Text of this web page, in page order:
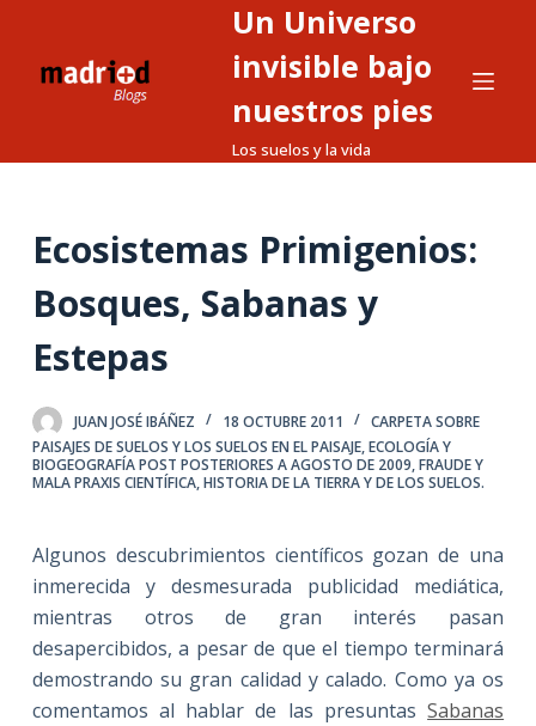
n
d
Un Universo
invisible bajo
nuestros pies
Los suelos y la vida
Ecosistemas Primigenios:
Bosques, Sabanas y
Estepas
JUAN JOSÉ IBÁÑEZ 18 OCTUBRE 2011
CARPETA SOBRE
PAISAJES DE SUELOS Y LOS SUELOS EN EL PAISAJE,ECOLOGÍA Y
BIOGEOGRAFÍA POST POSTERIORES A AGOSTO DE 2009,FRAUDE Y
MALA PRAXIS CIENTÍFICA,HISTORIA DE LA TIERRA Y DE LOS SUELOS.
Algunos descubrimientos científicos gozan de una
inmerecida y desmesurada publicidad mediática,
mientras otros de gran interés pasan
desapercibidos, a pesar de que el tiempo terminará
demostrando su gran calidad y calado. Como ya os
comentamos al hablar de las presuntasSabanas